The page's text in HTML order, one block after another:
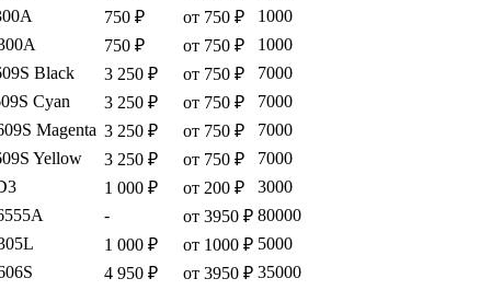
750 ₽ от 750 ₽
1000
750 ₽ от 750 ₽
1000
Black
3 250 ₽ от 750 ₽
7000
Cyan
3 250 ₽ от 750 ₽
7000
Magenta 3 250 ₽ от 750 ₽
7000
Yellow
3 250 ₽ от 750 ₽
7000
1 000 ₽ от 200 ₽
3000
- от 3950 ₽ 80000
1 000 ₽ от 1000 ₽ 5000
4 950 ₽ от 3950 ₽ 35000